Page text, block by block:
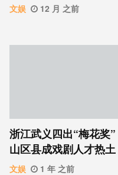
文娱 12 月 之前
浙江武义四出“梅花奖”
山区县成戏剧人才热土
文娱 1 年 之前